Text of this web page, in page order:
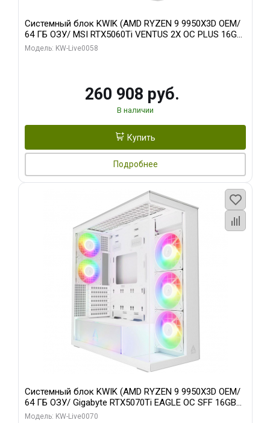
Системный блок KWIK (AMD RYZEN 9 9950X3D OEM/
64 ГБ ОЗУ/ MSI RTX5060Ti VENTUS 2X OC PLUS 16GB
GDDR7 128bit 3x/ 512 ГБ SSD)
Модель: KW-Live0058
260 908 руб.
В наличии
Купить
Подробнее
Системный блок KWIK (AMD RYZEN 9 9950X3D OEM/
64 ГБ ОЗУ/ Gigabyte RTX5070Ti EAGLE OC SFF 16GB
GDDR7 256bit 3x/ 512 ГБ SSD)
Модель: KW-Live0070